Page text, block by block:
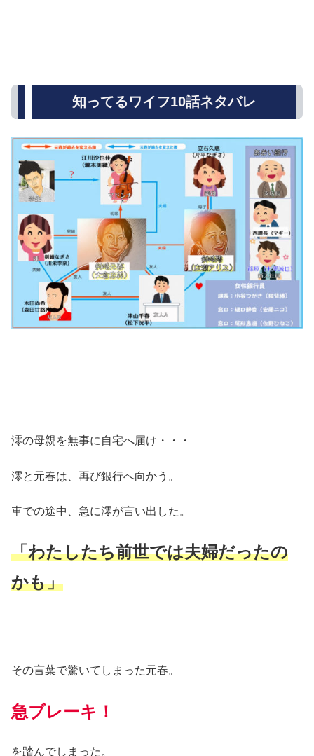
知ってるワイフ10話ネタバレ
澪の母親を無事に自宅へ届け・・・
澪と元春は、再び銀行へ向かう。
車での途中、急に澪が言い出した。
「わたしたち前世では夫婦だったの
かも」
その言葉で驚いてしまった元春。
急ブレーキ！
を踏んでしまった。